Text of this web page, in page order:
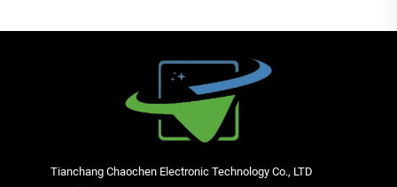
аккумулятор зарядтау
құрылғысы 220 В кіріспен
Tianchang Chaochen Electronic Technology Co., LTD